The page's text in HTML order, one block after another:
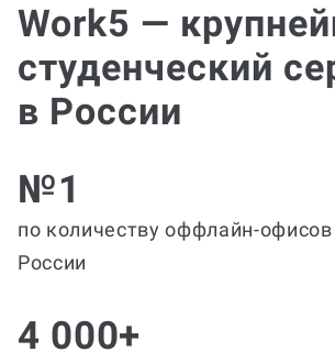
Work5 —
студенческий
в России
№1
по количеству оффлайн-офисов
России
4 000+